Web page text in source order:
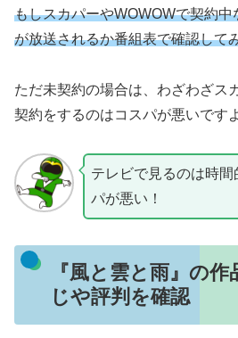
もしスカパーやWOWOWで契約
が放送されるか番組表で確認して
ただ未契約の場合は、わざわざス
契約をするのはコスパが悪いですよ
テレビで見るのは時
パが悪い！
『風と雲と雨』の
じや評判を確認